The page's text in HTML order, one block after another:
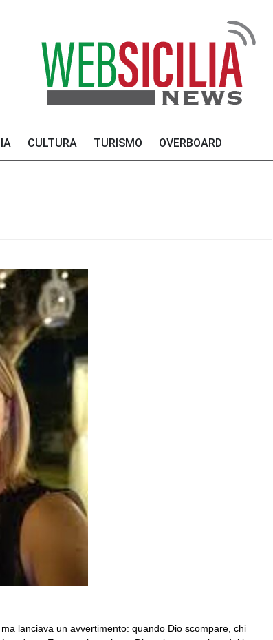
CULTURA TURISMO OVERBOARD
lanciava un avvertimento: quando Dio scompare, chi